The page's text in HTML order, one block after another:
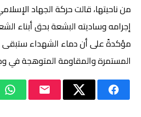
من ناحيتها، قالت حركة الجهاد
إجرامه وساديته البشعة بحق أبناء
مؤكدةً على أن دماء الشهداء ستبقى
المستمرة والمقاومة المتوهجة في